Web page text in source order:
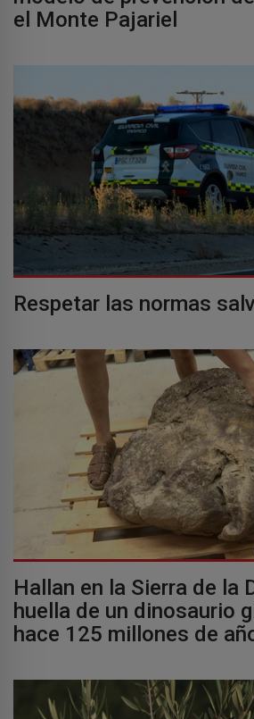
el Monte Pajariel
Respetar las normas
Hallan en la Sierra de la
huella de un dinosaurio
hace 125 millones de